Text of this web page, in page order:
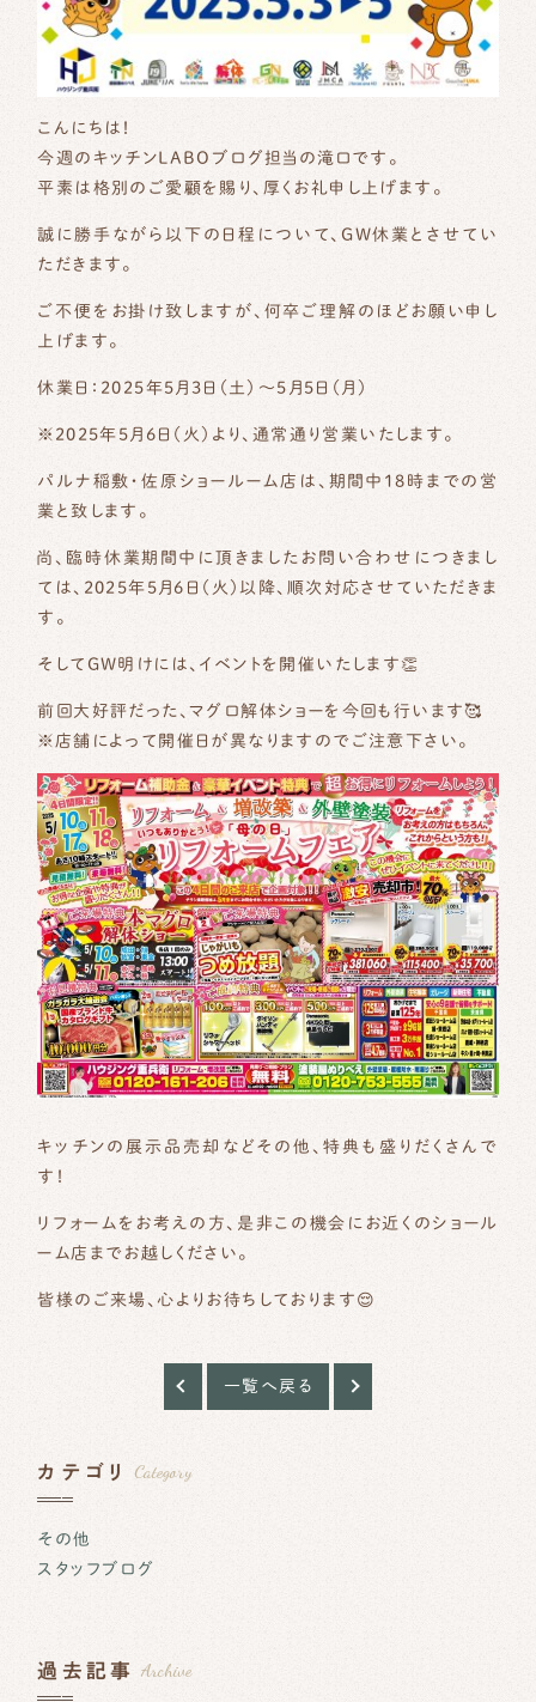
こんにちは！
今週のキッチンLABOブログ担当の滝口です。
平素は格別のご愛顧を賜り、厚くお礼申し上げます。
誠に勝手ながら以下の日程について、GW休業とさせてい
ただきます。
ご不便をお掛け致しますが、何卒ご理解のほどお願い申し
上げます。
休業日：2025年5月3日（土）～5月5日（月）
※2025年5月6日（火）より、通常通り営業いたします。
パルナ稲敷・佐原ショールーム店は、期間中18時までの営
業と致します。
尚、臨時休業期間中に頂きましたお問い合わせにつきまし
ては、2025年5月6日（火）以降、順次対応させていただきま
す。
そしてGW明けには、イベントを開催いたします👏
前回大好評だった、マグロ解体ショーを今回も行います🥰
※店舗によって開催日が異なりますのでご注意下さい。
キッチンの展示品売却などその他、特典も盛りだくさんで
す！
リフォームをお考えの方、是非この機会にお近くのショール
ーム店までお越しください。
皆様のご来場、心よりお待ちしております😌
一覧へ戻る
カテゴリ Category
その他
スタッフブログ
過去記事 Archive